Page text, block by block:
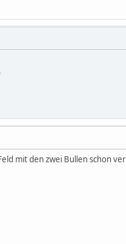
mit den zwei Bullen schon